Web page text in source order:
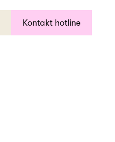
Kontakt hotline